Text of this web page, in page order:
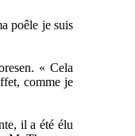
poêle je suis
« Cela
comme je
il a été élu